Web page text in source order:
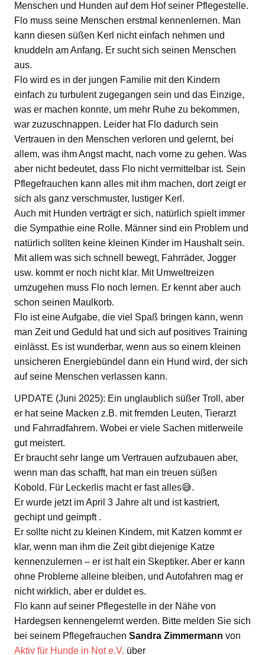
Menschen und Hunden auf dem Hof seiner Pflegestelle.
Flo muss seine Menschen erstmal kennenlernen. Man
kann diesen süßen Kerl nicht einfach nehmen und
knuddeln am Anfang. Er sucht sich seinen Menschen
aus.
Flo wird es in der jungen Familie mit den Kindern
einfach zu turbulent zugegangen sein und das Einzige,
was er machen konnte, um mehr Ruhe zu bekommen,
war zuzuschnappen. Leider hat Flo dadurch sein
Vertrauen in den Menschen verloren und gelernt, bei
allem, was ihm Angst macht, nach vorne zu gehen. Was
aber nicht bedeutet, dass Flo nicht vermittelbar ist. Sein
Pflegefrauchen kann alles mit ihm machen, dort zeigt er
sich als ganz verschmuster, lustiger Kerl.
Auch mit Hunden verträgt er sich, natürlich spielt immer
die Sympathie eine Rolle. Männer sind ein Problem und
natürlich sollten keine kleinen Kinder im Haushalt sein.
Mit allem was sich schnell bewegt, Fahrräder, Jogger
usw. kommt er noch nicht klar. Mit Umweltreizen
umzugehen muss Flo noch lernen. Er kennt aber auch
schon seinen Maulkorb.
Flo ist eine Aufgabe, die viel Spaß bringen kann, wenn
man Zeit und Geduld hat und sich auf positives Training
einlässt. Es ist wunderbar, wenn aus so einem kleinen
unsicheren Energiebündel dann ein Hund wird, der sich
auf seine Menschen verlassen kann.
UPDATE (Juni 2025): Ein unglaublich süßer Troll, aber
er hat seine Macken z.B. mit fremden Leuten, Tierarzt
und Fahrradfahrern. Wobei er viele Sachen mitlerweile
gut meistert.
Er braucht sehr lange um Vertrauen aufzubauen aber,
wenn man das schafft, hat man ein treuen süßen
Kobold. Für Leckerlis macht er fast alles😅.
Er wurde jetzt im April 3 Jahre alt und ist kastriert,
gechipt und geimpft .
Er sollte nicht zu kleinen Kindern, mit Katzen kommt er
klar, wenn man ihm die Zeit gibt diejenige Katze
kennenzulernen – er ist halt ein Skeptiker. Aber er kann
ohne Probleme alleine bleiben, und Autofahren mag er
nicht wirklich, aber er duldet es.
Flo kann auf seiner Pflegestelle in der Nähe von
Hardegsen kennengelernt werden. Bitte melden Sie sich
bei seinem Pflegefrauchen Sandra Zimmermann von
Aktiv für Hunde in Not e.V. über